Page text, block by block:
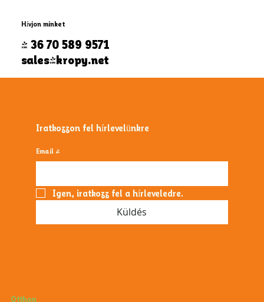
+ 36 70 589 9571
sales@kropy.net
Hívjon minket
Iratkozzon fel hírlevelünkre
Email *
Igen, iratkozz fel a hírleveledre.
Küldés
Otthon